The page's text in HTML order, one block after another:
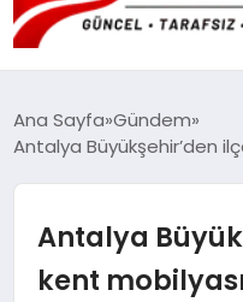
GÜNDEM
DÜNYA
Ana Sayfa Gündem
Antalya Büyükşehir’den
Antalya
kent